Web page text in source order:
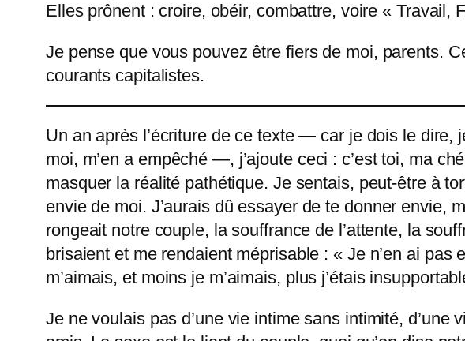
Elles prônent : croire, obéir, combattre, voire « Travail,
Je pense que vous pouvez être fiers de moi, parents.
courants capitalistes.
Un an après l’écriture de ce texte — car je dois le dire,
moi, m’en a empêché —, j’ajoute ceci : c’est toi, ma
masquer la réalité pathétique. Je sentais, peut-être à
envie de moi. J’aurais dû essayer de te donner envie,
rongeait notre couple, la souffrance de l’attente, la
brisaient et me rendaient méprisable : « Je n’en ai
m’aimais, et moins je m’aimais, plus j’étais
Je ne voulais pas d’une vie intime sans intimité,